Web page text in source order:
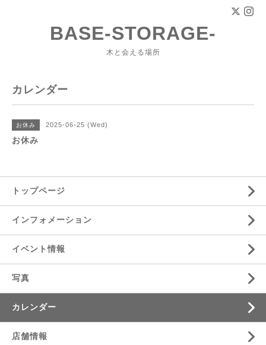
BASE-STORAGE-
木と会える場所
カレンダー
お休み 2025-06-25 (Wed)
お休み
トップページ
インフォメーション
イベント情報
写真
カレンダー
店舗情報